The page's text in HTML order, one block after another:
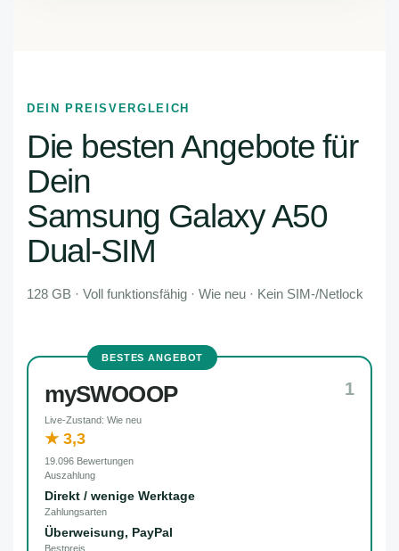
DEIN PREISVERGLEICH
Die besten Angebote für
Dein
Samsung Galaxy A50
Dual-SIM
128 GB · Voll funktionsfähig · Wie neu · Kein SIM-/Netlock
BESTES ANGEBOT
1
mySWOOOP
Live-Zustand: Wie neu
★ 3,3
19.096 Bewertungen
Auszahlung
Direkt / wenige Werktage
Zahlungsarten
Überweisung, PayPal
Bestpreis